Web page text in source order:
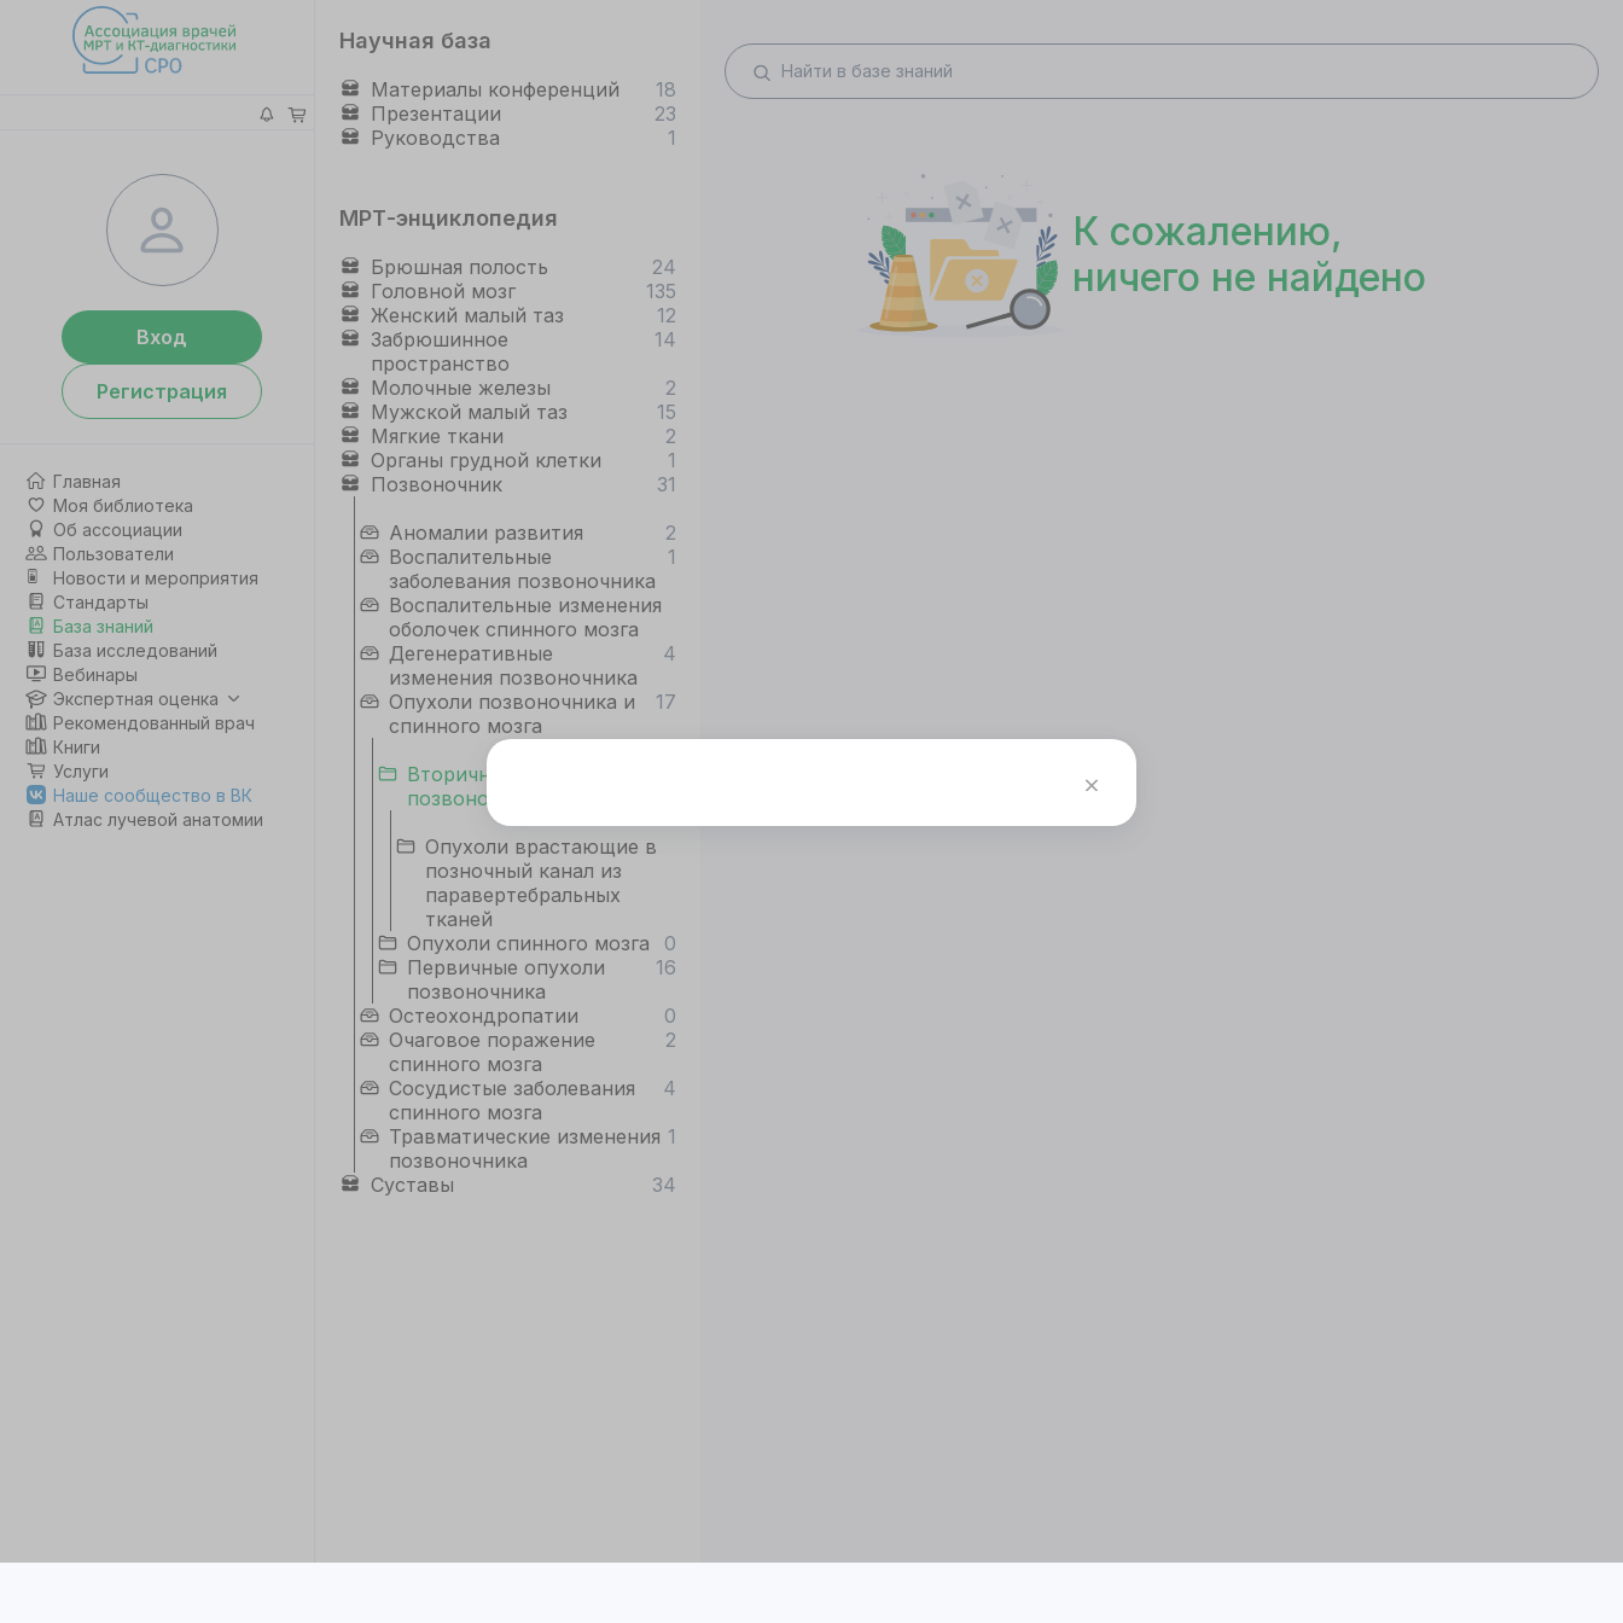
Вход
Регистрация
Главная
Моя библиотека
Об ассоциации
Пользователи
Новости и мероприятия
Стандарты
База знаний
База исследований
Вебинары
Экспертная оценка
Рекомендованный врач
Книги
Услуги
Наше сообщество в ВК
Атлас лучевой анатомии
Научная база
Материалы конференций
18
Презентации
23
Руководства
1
МРТ-энциклопедия
Брюшная полость
24
Головной мозг
135
Женский малый таз
12
Забрюшинное
пространство
14
Молочные железы
2
Мужской малый таз
15
Мягкие ткани
2
Органы грудной клетки
1
Позвоночник
31
Аномалии развития
2
Воспалительные
заболевания позвоночника
1
Воспалительные изменения
оболочек спинного мозга
Дегенеративные
изменения позвоночника
4
Опухоли позвоночника и
спинного мозга
17
Вторичные опухоли
позвоночника
Опухоли врастающие в
позночный канал из
паравертебральных
тканей
Опухоли спинного мозга
0
Первичные опухоли
позвоночника
16
Остеохондропатии
0
Очаговое поражение
спинного мозга
2
Сосудистые заболевания
спинного мозга
4
Травматические изменения
позвоночника
1
Суставы
34
К сожалению,
ничего не найдено
Для корректной работы
данного сайта
необходимы файлы
cookie
СОГЛАСИЕ